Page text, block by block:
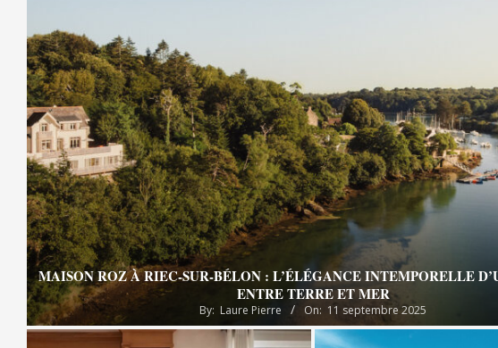
MAISON ROZ À RIEC-SUR-BÉLON : L’ÉLÉGANCE INTEMPORELLE
ENTRE TERRE ET MER
By: Laure Pierre On: 11 septembre 2025